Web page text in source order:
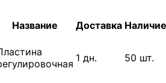
Название Доставка Наличие
1 дн. 50 шт.